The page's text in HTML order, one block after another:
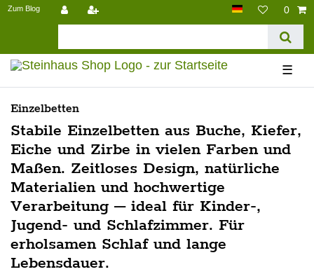
Zum Blog 0
☰
Einzelbetten
Stabile Einzelbetten aus Buche, Kiefer,
Eiche und Zirbe in vielen Farben und
Maßen. Zeitloses Design, natürliche
Materialien und hochwertige
Verarbeitung – ideal für Kinder-,
Jugend- und Schlafzimmer. Für
erholsamen Schlaf und lange
Lebensdauer.